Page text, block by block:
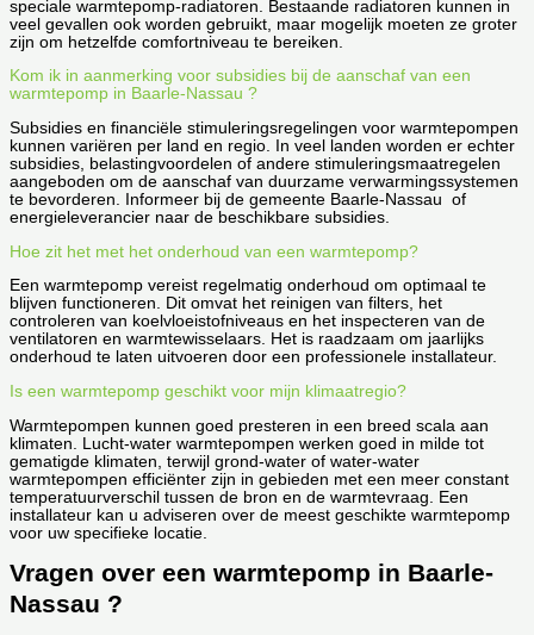
speciale warmtepomp-radiatoren. Bestaande radiatoren kunnen in
veel gevallen ook worden gebruikt, maar mogelijk moeten ze groter
zijn om hetzelfde comfortniveau te bereiken.
Kom ik in aanmerking voor subsidies bij de aanschaf van een
warmtepomp in Baarle-Nassau ?
Subsidies en financiële stimuleringsregelingen voor warmtepompen
kunnen variëren per land en regio. In veel landen worden er echter
subsidies, belastingvoordelen of andere stimuleringsmaatregelen
aangeboden om de aanschaf van duurzame verwarmingssystemen
te bevorderen. Informeer bij de gemeente Baarle-Nassau of
energieleverancier naar de beschikbare subsidies.
Hoe zit het met het onderhoud van een warmtepomp?
Een warmtepomp vereist regelmatig onderhoud om optimaal te
blijven functioneren. Dit omvat het reinigen van filters, het
controleren van koelvloeistofniveaus en het inspecteren van de
ventilatoren en warmtewisselaars. Het is raadzaam om jaarlijks
onderhoud te laten uitvoeren door een professionele installateur.
Is een warmtepomp geschikt voor mijn klimaatregio?
Warmtepompen kunnen goed presteren in een breed scala aan
klimaten. Lucht-water warmtepompen werken goed in milde tot
gematigde klimaten, terwijl grond-water of water-water
warmtepompen efficiënter zijn in gebieden met een meer constant
temperatuurverschil tussen de bron en de warmtevraag. Een
installateur kan u adviseren over de meest geschikte warmtepomp
voor uw specifieke locatie.
Vragen over een warmtepomp in Baarle-
Nassau ?